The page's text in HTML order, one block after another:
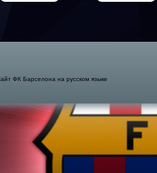
ФК Барселона на русском языке